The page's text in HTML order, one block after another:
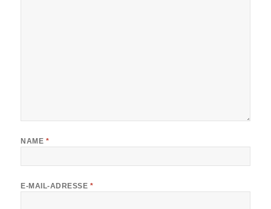
NAME *
E-MAIL-ADRESSE *